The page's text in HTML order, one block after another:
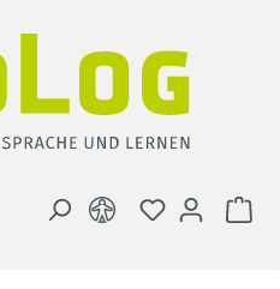
DU HAST 0